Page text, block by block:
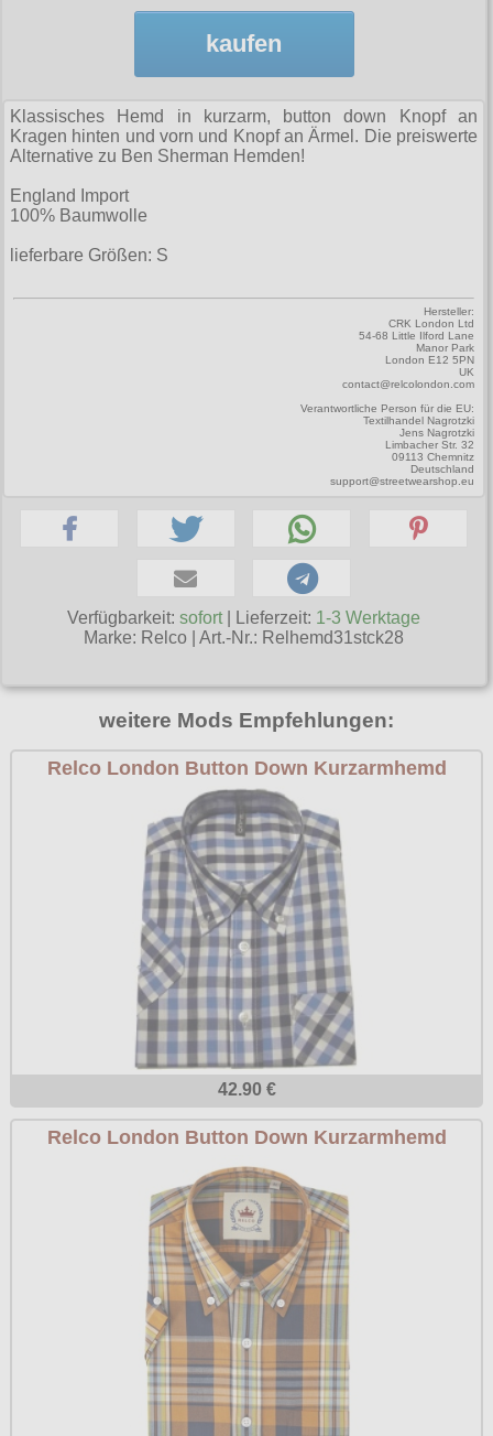
Männerhosen
Männerjacken & Westen
Männershirts kurzam
Männershirts langarm
Verschiedenes
Ohrhänger
Rune Charms
Geldbörsen
Gürtel
Stiefelbänder
Brandit
Burleska
Collectif
Cup Cake Cult
Poizen Industries
Restyle
Sinister
Spin Doctor
Surplus
Vixxsin
Voodoo Vixen
Warrior Clothing
M
L
XXL
Festivals
Amphi Festival
Jogginghosen
Gothic Shop
Punkrock
Warenkorb ( 0 | 0.00 € )
--------------
gesamt: 0.00 €
kaufen
Klassisches Hemd in kurzarm, button down Knopf an
Kragen hinten und vorn und Knopf an Ärmel. Die preiswerte
Alternative zu Ben Sherman Hemden!
England Import
100% Baumwolle
lieferbare Größen: S
Hersteller:
CRK London Ltd
54-68 Little Ilford Lane
Manor Park
London E12 5PN
UK
contact@relcolondon.com
Verantwortliche Person für die EU:
Textilhandel Nagrotzki
Jens Nagrotzki
Limbacher Str. 32
09113 Chemnitz
Deutschland
support@streetwearshop.eu
Verfügbarkeit:sofort | Lieferzeit: 1-3 Werktage
Marke: Relco |Art.-Nr.: Relhemd31stck28
weitere Mods Empfehlungen:
Relco London Button Down Kurzarmhemd
42.90 €
Relco London Button Down Kurzarmhemd